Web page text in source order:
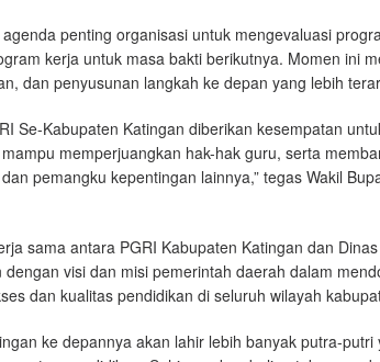
penting organisasi untuk mengevaluasi
kerja untuk masa bakti berikutnya. Momen ini
dan penyusunan langkah ke depan yang lebih
Se-Kabupaten Katingan diberikan kesempatan
memperjuangkan hak-hak guru, serta
pemangku kepentingan lainnya,” tegas Wakil
sama antara PGRI Kabupaten Katingan dan
visi dan misi pemerintah daerah dalam
dan kualitas pendidikan di seluruh wilayah
ke depannya akan lahir lebih banyak putra-putri